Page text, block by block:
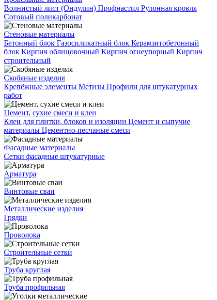
Волнистый лист (Ондулин) Профнастил Рулонная кровля
Сотовый поликарбонат
Стеновые материалы
Бетонный блок Газосиликатный блок Керамзитобетонный
блок Кирпич облицовочный Кирпич огнеупорный Кирпич
строительный
Скобяные изделия
Крепёжные элементы Метизы Профили для штукатурных
работ
Цемент, сухие смеси и клеи
Клеи для плитки, блоков и изоляции Цемент и сыпучие
материалы Цементно-песчаные смеси
Фасадные материалы
Сетки фасадные штукатурные
Арматура
Винтовые сваи
Металлические изделия
Грядки
Проволока
Строительные сетки
Труба круглая
Труба профильная